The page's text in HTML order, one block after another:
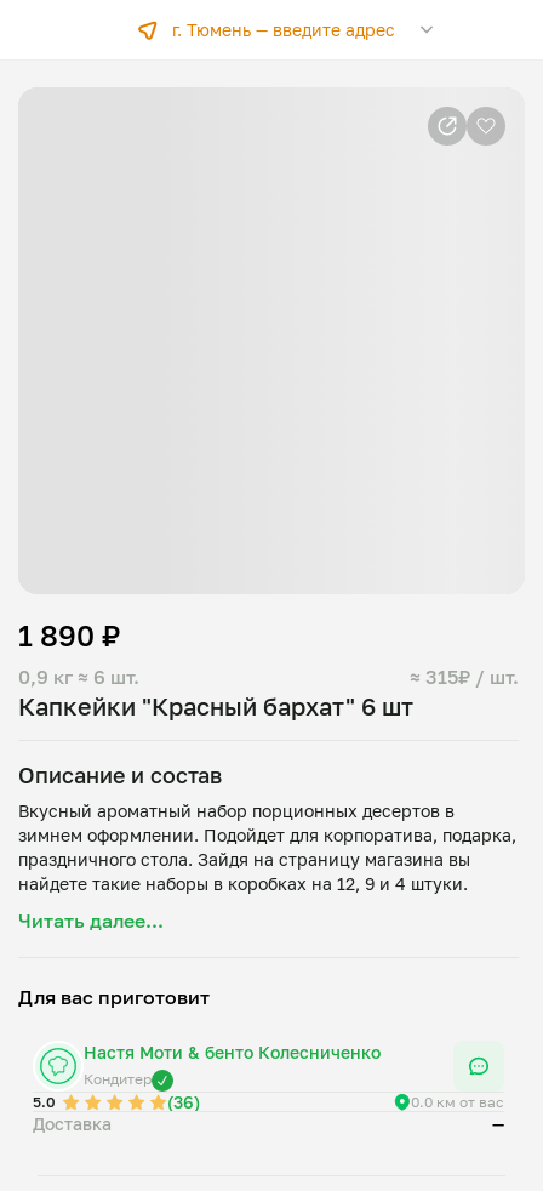
г. Тюмень — введите адрес
Капкейки "Красный бархат" 6 шт
0,9 кг ≈ 6 шт. ≈ 315₽ / шт.
1 890 ₽
Описание и состав
Вкусный ароматный набор порционных десертов в
зимнем оформлении. Подойдет для корпоратива, подарка,
праздничного стола. Зайдя на страницу магазина вы
найдете такие наборы в коробках на 12, 9 и 4 штуки.
крахмал, какао, сода, разрыхлитель, соль, кефир, уксус,
Читать далее...
Для вас приготовит
Настя Моти & бенто Колесниченко
Кондитер
5.0
(36) 0.0 км от вас
Доставка —